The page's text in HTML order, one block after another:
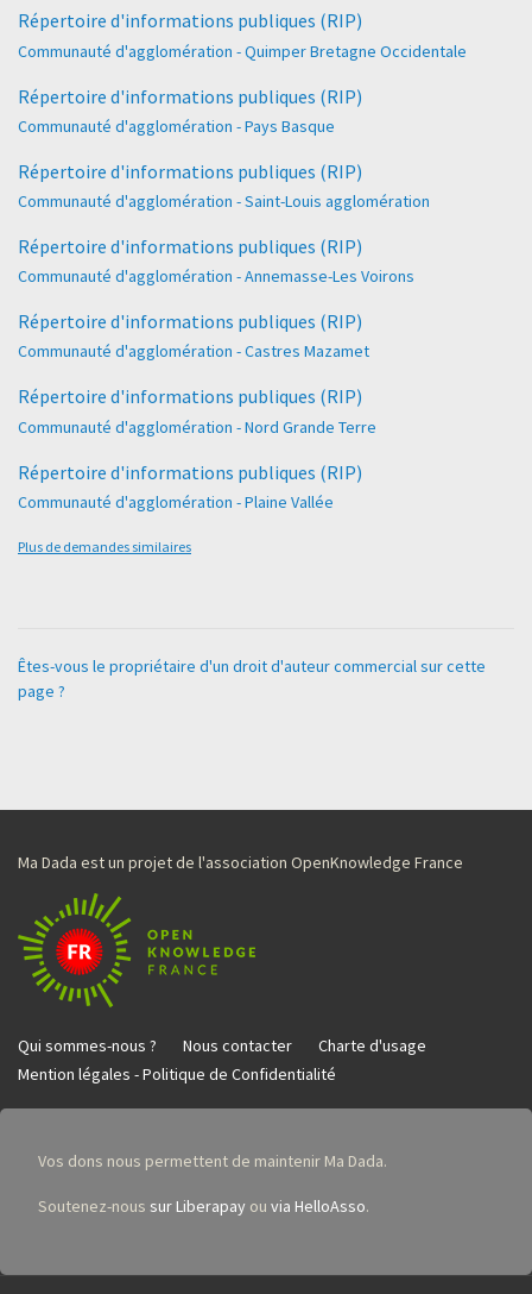
Répertoire d'informations publiques (RIP)
Communauté d'agglomération - Quimper Bretagne Occidentale
Répertoire d'informations publiques (RIP)
Communauté d'agglomération - Pays Basque
Répertoire d'informations publiques (RIP)
Communauté d'agglomération - Saint-Louis agglomération
Répertoire d'informations publiques (RIP)
Communauté d'agglomération - Annemasse-Les Voirons
Répertoire d'informations publiques (RIP)
Communauté d'agglomération - Castres Mazamet
Répertoire d'informations publiques (RIP)
Communauté d'agglomération - Nord Grande Terre
Répertoire d'informations publiques (RIP)
Communauté d'agglomération - Plaine Vallée
Plus de demandes similaires
Êtes-vous le propriétaire d'un droit d'auteur commercial sur cette
page ?
Ma Dada est un projet de l'association OpenKnowledge France
Qui sommes-nous ? Nous contacter
Charte d'usage
Mention légales - Politique de Confidentialité
Vos dons nous permettent de maintenir Ma Dada.
Soutenez-nous sur Liberapay ou via HelloAsso.